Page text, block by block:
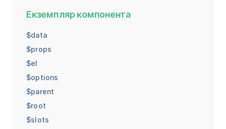
Екземпляр компонента
$data
$props
$el
$options
$parent
$root
$slots